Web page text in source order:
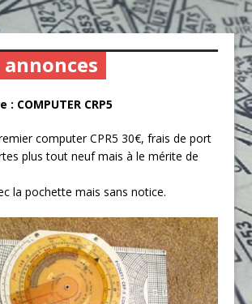
: COMPUTER CRP5
computer CPR5 30€, frais de port
plus tout neuf mais à le mérite de
la pochette mais sans notice.